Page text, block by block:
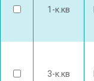
1-к.кв
3-к.кв